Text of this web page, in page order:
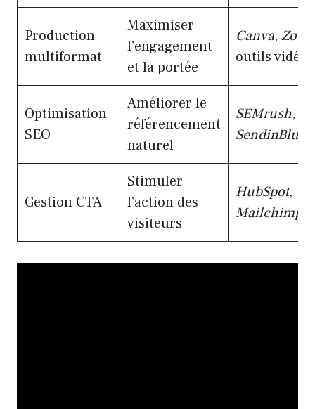
Production
multiformat
Maximiser
l’engagement
et la portée
Canva,
outils vidéo
Optimisation
SEO
Améliorer le
référencement
naturel
SEMrush,
SendinBlue
Gestion CTA
Stimuler
l’action des
visiteurs
HubSpot,
Mailchimp